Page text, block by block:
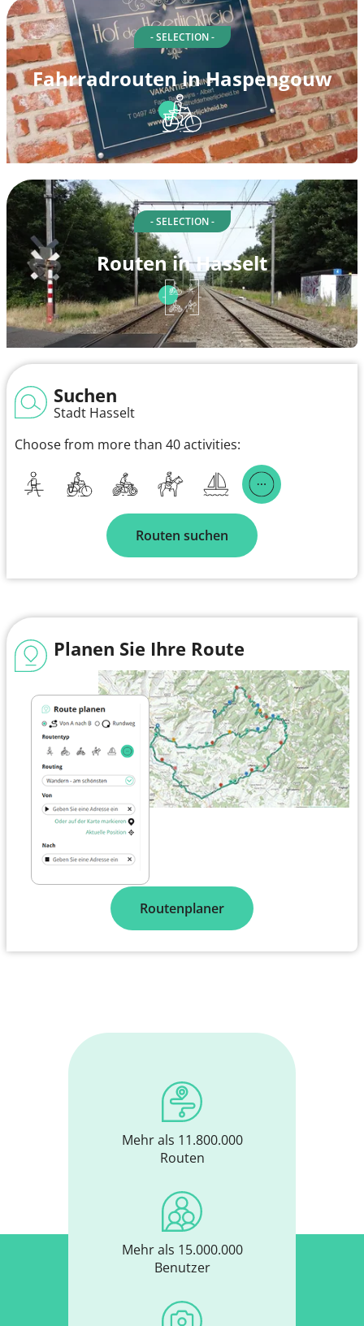
- SELECTION -
Fahrradrouten in Haspengouw
- SELECTION -
Routen in Hasselt
Suchen
Stadt Hasselt
Choose from more than 40 activities:
Routen suchen
Planen Sie Ihre Route
Routenplaner
Mehr als 11.800.000
Routen
Mehr als 15.000.000
Benutzer